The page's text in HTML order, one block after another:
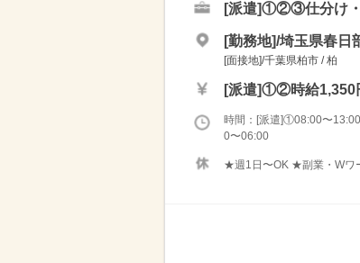
[派遣]①②③仕分け・
[勤務地]/埼玉県春日
[面接地]/千葉県柏市 / 柏
[派遣]①②時給1,350
時間：[派遣]①08:00〜
0〜06:00
★週1日〜OK ★副業・Wワ